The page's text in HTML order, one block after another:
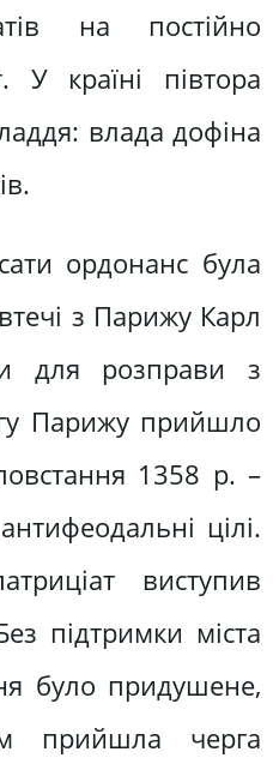
на постійно
У країні півтора
влада дофіна
ордонанс була
з Парижу Карл
для розправи з
Парижу прийшло
1358 р. –
цілі.
виступив
підтримки міста
було придушене,
прийшла черга